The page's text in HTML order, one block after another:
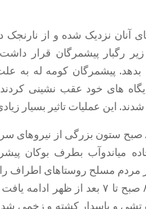
آنان نزدیک شده و از نارنجک
زیر رگبار پیشمرگان قرار
بدهد. پیشمرگان کومه له
های خود عقب نشینی
این عملیات تاثیر بسیار
صبح ستون بزرگی از نیروهای
میاندوآب بطرف بوکان
مردم مسلح روستاهای اطراف
صبح تا ۷بعد از ظهر ادامه
و پاسدار کشته و زخمی